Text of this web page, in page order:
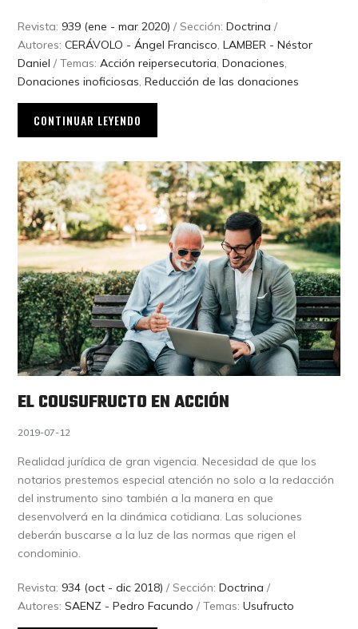
Revista: 939 (ene - mar 2020) / Sección:Doctrina /
Autores:CERÁVOLO - Ángel Francisco,LAMBER - Néstor
Daniel / Temas:Acción reipersecutoria,Donaciones,
Donaciones inoficiosas,Reducción de las donaciones
CONTINUAR LEYENDO
EL COUSUFRUCTO EN ACCIÓN
2019-07-12
Realidad jurídica de gran vigencia. Necesidad de que los
notarios prestemos especial atención no solo a la redacción
del instrumento sino también a la manera en que
desenvolverá en la dinámica cotidiana. Las soluciones
deberán buscarse a la luz de las normas que rigen el
condominio.
Revista: 934 (oct - dic 2018) / Sección:Doctrina /
Autores:SAENZ - Pedro Facundo / Temas:Usufructo